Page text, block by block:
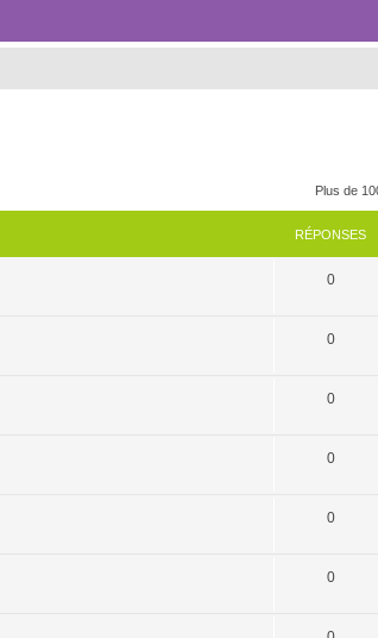
Plus de
RÉPONSES
0
0
0
0
0
0